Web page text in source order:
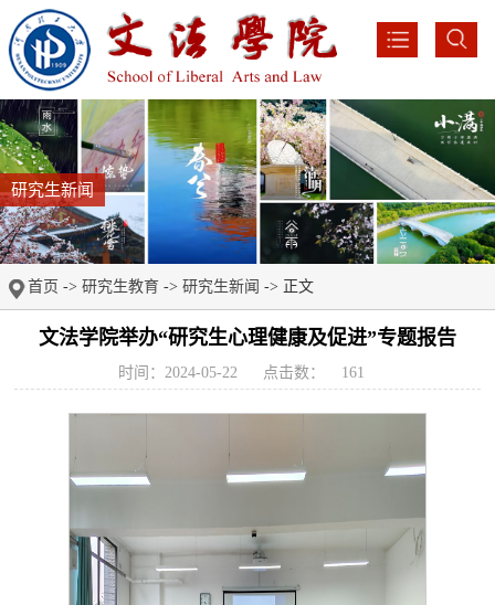
研究生新闻
首页 -> 研究生教育 -> 研究生新闻 -> 正文
文法学院举办“研究生心理健康及促进”专题报告
时间：2024-05-22 点击数： 161